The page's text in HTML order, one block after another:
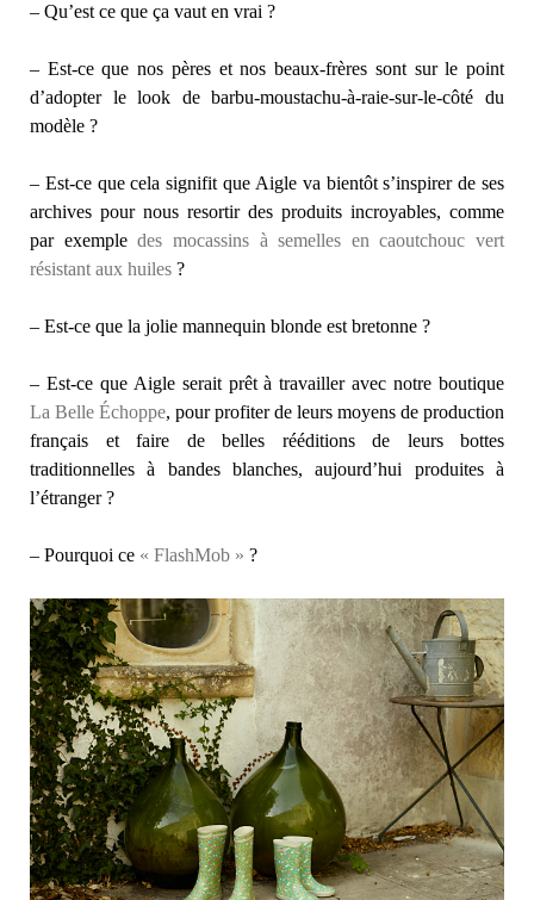
– Qu’est ce que ça vaut en vrai ?
– Est-ce que nos pères et nos beaux-frères sont sur le point
d’adopter le look de barbu-moustachu-à-raie-sur-le-côté du
modèle ?
– Est-ce que cela signifit que Aigle va bientôt s’inspirer de ses
archives pour nous resortir des produits incroyables, comme
par exempledes mocassins à semelles en caoutchouc vert
résistant aux huiles ?
– Est-ce que la jolie mannequin blonde est bretonne ?
– Est-ce que Aigle serait prêt à travailler avec notre boutique
La Belle Échoppe, pour profiter de leurs moyens de production
français et faire de belles rééditions de leurs bottes
traditionnelles à bandes blanches, aujourd’hui produites à
l’étranger ?
– Pourquoi ce « FlashMob » ?